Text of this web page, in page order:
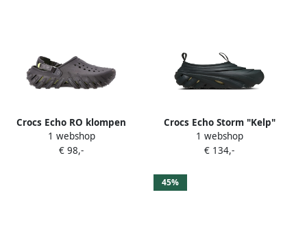
Crocs Echo RO klompen
Zwart
1 webshop
€ 98,-
Crocs Echo Storm "Kelp"
sneakers Zwart
1 webshop
€ 134,-
45%